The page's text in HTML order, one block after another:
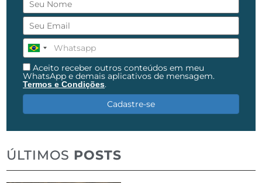
Aceito receber outros conteúdos em meu
WhatsApp e demais aplicativos de mensagem.
Termos e Condições.
Cadastre-se
ÚLTIMOS POSTS